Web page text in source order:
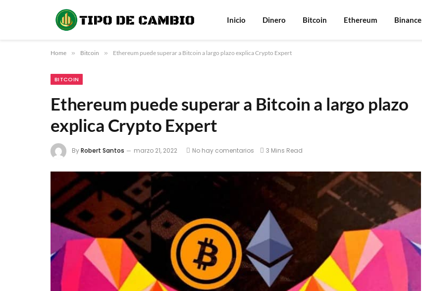
Inicio Dinero Bitcoin Ethereum Binance
Home » Bitcoin » Ethereum puede superar a Bitcoin a largo plazo explica Crypto Expert
BITCOIN
Ethereum puede superar a Bitcoin a largo plazo
explica Crypto Expert
ByRobert Santos marzo 21, 2022 No hay comentarios 3 Mins Read